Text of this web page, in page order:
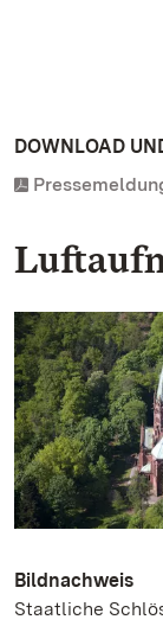
DOWNLOAD
Bildnachweis
Staatliche